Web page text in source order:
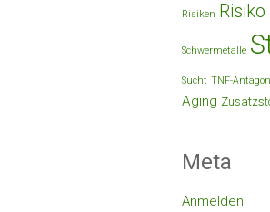
Risiken Risiko
Schwermetalle
Sucht TNF-
Aging
Meta
Anmelden